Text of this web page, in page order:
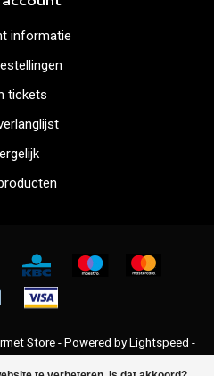
informatie
tickets
Store - Powered byLightspeed -
by Dyvelopment